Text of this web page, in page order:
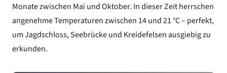
Monate zwischen Mai und Oktober. In dieser Zeit herrschen
angenehme Temperaturen zwischen 14 und 21 °C – perfekt,
um Jagdschloss, Seebrücke und Kreidefelsen ausgiebig zu
erkunden.